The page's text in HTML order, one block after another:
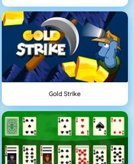
Gold Strike